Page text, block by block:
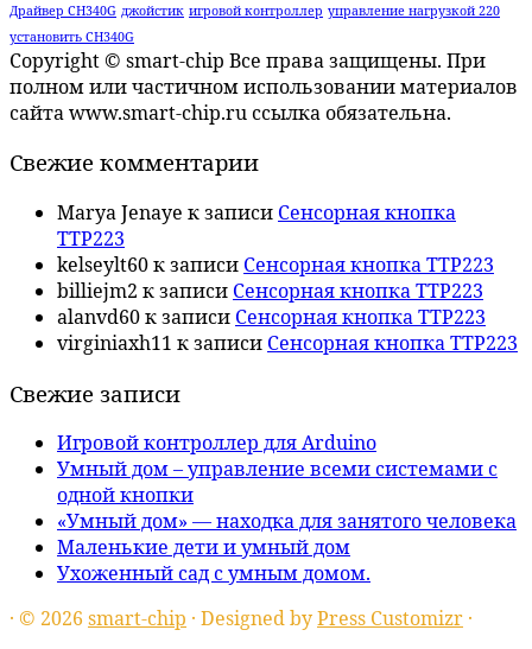
Драйвер CH340G джойстик игровой контроллер управление нагрузкой 220
установить CH340G
Copyright © smart-chip Все права защищены. При
полном или частичном использовании материалов
сайта www.smart-chip.ru ссылка обязательна.
Свежие комментарии
Marya Jenaye к записи Сенсорная кнопка
TTP223
kelseylt60к записи Сенсорная кнопка TTP223
billiejm2 к записи Сенсорная кнопка TTP223
alanvd60к записи Сенсорная кнопка TTP223
virginiaxh11 к записи Сенсорная кнопка TTP223
Свежие записи
Игровой контроллер для Arduino
Умный дом – управление всеми системами с
одной кнопки
«Умный дом» — находка для занятого человека
Маленькие дети и умный дом
Ухоженный сад с умным домом.
· © 2026 smart-chip · Designed byPress Customizr ·